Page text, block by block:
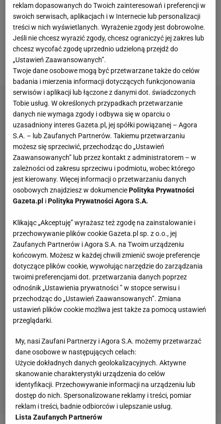
Struffem (25. ATP). Polak stoczył z niemieckim
tenisistą trzysetowy bój, w którym doszło do trzech
tie-breaków. Do tego Hurkacz obronił dwie piłki
meczowe, żeby ostatecznie wygrać 7:6(5), 6:7(4),
7:6(6).
reklam dopasowanych do Twoich zainteresowań i preferencji w
swoich serwisach, aplikacjach i w Internecie lub personalizacji
treści w nich wyświetlanych. Wyrażenie zgody jest dobrowolne.
Jeśli nie chcesz wyrazić zgody, chcesz ograniczyć jej zakres lub
chcesz wycofać zgodę uprzednio udzieloną przejdź do
„Ustawień Zaawansowanych”.
Twoje dane osobowe mogą być przetwarzane także do celów
badania i mierzenia informacji dotyczących funkcjonowania
serwisów i aplikacji lub łączone z danymi dot. świadczonych
Tobie usług. W określonych przypadkach przetwarzanie
danych nie wymaga zgody i odbywa się w oparciu o
uzasadniony interes Gazeta.pl, jej spółki powiązanej – Agora
S.A. – lub Zaufanych Partnerów. Takiemu przetwarzaniu
możesz się sprzeciwić, przechodząc do „Ustawień
Zaawansowanych” lub przez kontakt z administratorem – w
zależności od zakresu sprzeciwu i podmiotu, wobec którego
jest kierowany. Więcej informacji o przetwarzaniu danych
osobowych znajdziesz w dokumenciePolityka Prywatności
Gazeta.pl iPolityka Prywatności Agora S.A.
Klikając „Akceptuję” wyrażasz też zgodę na zainstalowanie i
przechowywanie plików cookie Gazeta.pl sp. z o.o., jej
Zaufanych Partnerów i Agora S.A. na Twoim urządzeniu
końcowym. Możesz w każdej chwili zmienić swoje preferencje
dotyczące plików cookie, wywołując narzędzie do zarządzania
twoimi preferencjami dot. przetwarzania danych poprzez
odnośnik „Ustawienia prywatności ” w stopce serwisu i
przechodząc do „Ustawień Zaawansowanych”. Zmiana
ustawień plików cookie możliwa jest także za pomocą ustawień
przeglądarki.
My, nasi Zaufani Partnerzy i Agora S.A. możemy przetwarzać
dane osobowe w następujących celach:
Użycie dokładnych danych geolokalizacyjnych. Aktywne
skanowanie charakterystyki urządzenia do celów
identyfikacji. Przechowywanie informacji na urządzeniu lub
dostęp do nich. Spersonalizowane reklamy i treści, pomiar
reklam i treści, badnie odbiorców i ulepszanie usług.
Lista Zaufanych Partnerów